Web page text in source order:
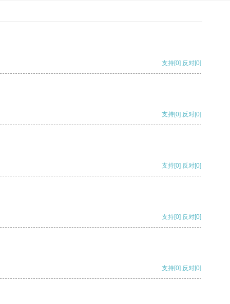
支持[0] 反对[0]
支持[0] 反对[0]
支持[0] 反对[0]
支持[0] 反对[0]
支持[0] 反对[0]